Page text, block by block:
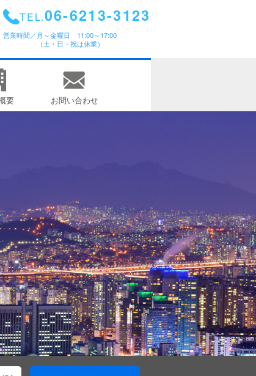
TEL.06-6213-3123
営業時間／ 月～金曜日 11:00～17:00
（土・日・祝は休業）
要 お問い合わせ